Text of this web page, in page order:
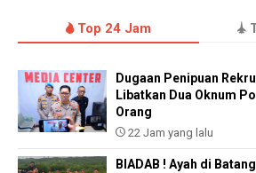
Top 24 Jam
Dugaan Penipuan
Libatkan Dua Oknum
Orang
22 Jam yang lalu
BIADAB ! Ayah di